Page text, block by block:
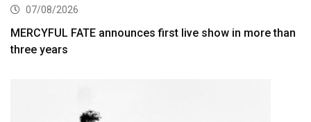
07/08/2026
MERCYFUL FATE announces first live show in more than
three years